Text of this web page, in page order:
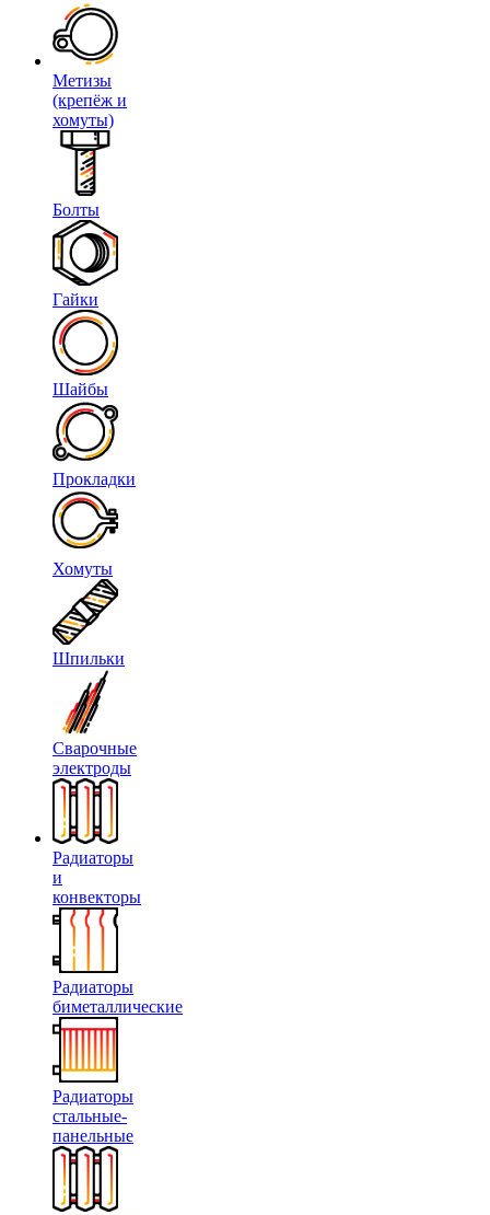
Метизы
(крепёж и
хомуты)
Болты
Гайки
Шайбы
Прокладки
Хомуты
Шпильки
Сварочные
электроды
Радиаторы
и
конвекторы
Радиаторы
биметаллические
Радиаторы
стальные-
панельные